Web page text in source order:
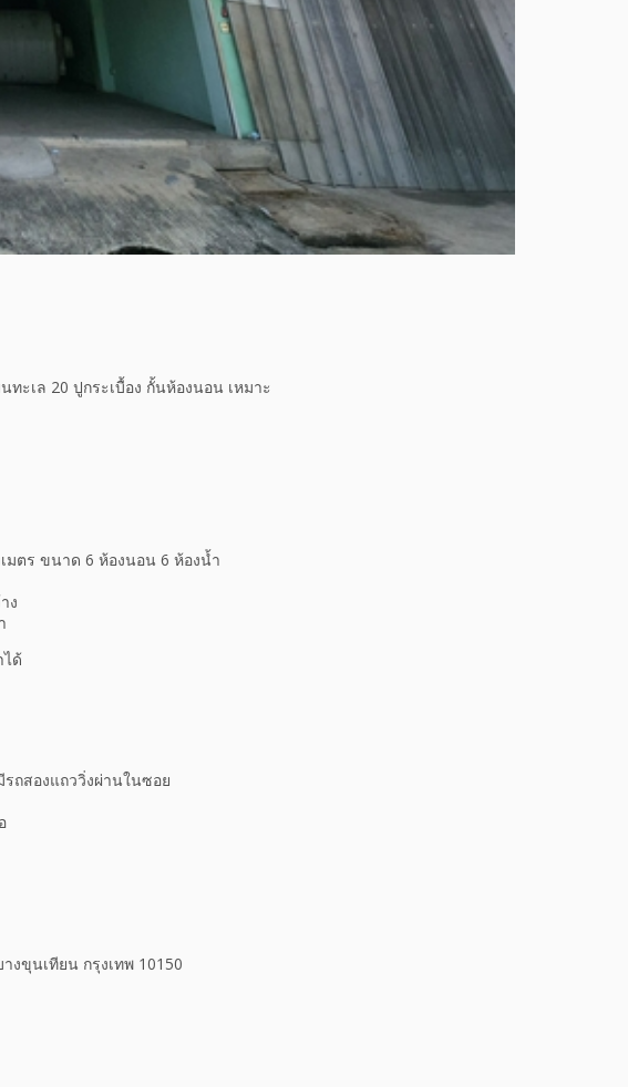
ะเล 20 ปูกระเบื้อง กั้นห้องนอน เหมาะ
มตร ขนาด 6 ห้องนอน 6 ห้องน้ำ
ง
ด้
ถสองแถววิ่งผ่านในซอย
งขุนเทียน กรุงเทพ 10150